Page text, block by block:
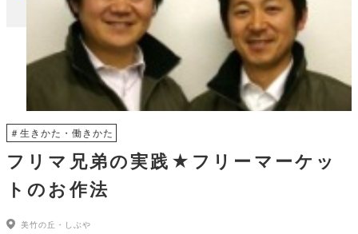
＃生きかた・働きかた
フリマ兄弟の実践★フリーマーケッ
トのお作法
美竹の丘・しぶや